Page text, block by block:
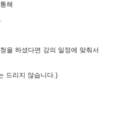
해
을 하셨다면 강의 일정에 맞춰서
드리지 않습니다.)